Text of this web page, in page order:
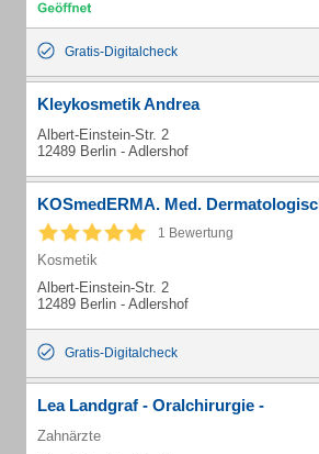
Gratis-Digitalcheck
Kleykosmetik Andrea
Albert-Einstein-Str. 2
12489 Berlin - Adlershof
KOSmedERMA. Med.
1 Bewertung
Kosmetik
Albert-Einstein-Str. 2
12489 Berlin - Adlershof
Gratis-Digitalcheck
Lea Landgraf - Oralchirurgie -
Zahnärzte